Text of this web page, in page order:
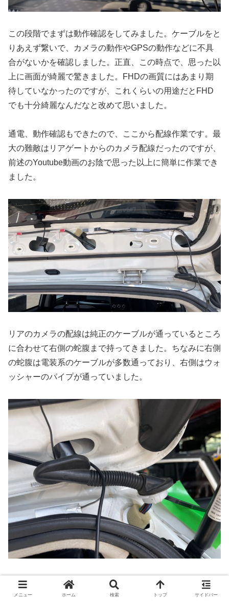
この段階でまずは動作確認をしてみました。ケーブルをと
りあえず繋いで、カメラの動作やGPSの動作などに不具
合がないかを確認しました。正直、この時点で、思った以
上に画面が綺麗で驚きました。FHDの画質にはあまり期
待していなかったのですが、これくらいの用途だとFHD
でも十分綺麗なんだなと改めて思いました。
通電、動作確認もできたので、ここから配線作業です。最
大の難敵はリアゲートからのカメラ配線だったのですが、
前述のYoutube動画のお陰で思った以上に簡単に作業でき
ました。
リアのカメラの配線は純正のケーブルが通っているところ
に合わせて右側の蛇腹まで持ってきました。ちなみに右側
の蛇腹は電装系のケーブルが多数通っており、右側はウォ
ッシャーのパイプが通っていました。
蛇腹にケーブルを通すには、長くて太いタイラップがあっ
たのでこれを使いました。とは言え既に多くのケーブルが
メニュー ホーム 検索 トップ サイドバー